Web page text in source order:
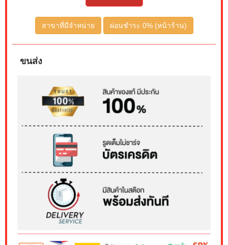
สาขาที่มีจำหน่าย ผ่อนชำระ 0% (หน้าร้าน)
ขนส่ง